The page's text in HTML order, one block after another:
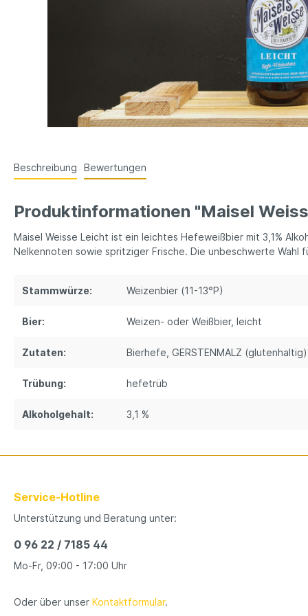
Beschreibung Bewertungen
Produktinformationen "Maisel
Maisel Weisse Leicht ist ein leichtes Hefeweißbier mit 3,1%
Nelkennoten sowie spritziger Frische. Die unbeschwerte Wahl
Stammwürze: Weizenbier (11-13°P)
Bier: Weizen- oder Weißbier, leicht
Zutaten: Bierhefe , GERSTENMALZ (glutenhaltig)
Trübung: hefetrüb
Alkoholgehalt: 3,1 %
Service-Hotline
Unterstützung und Beratung unter:
0 96 22 / 7185 44
Mo-Fr, 09:00 - 17:00 Uhr
Oder über unser Kontaktformular.